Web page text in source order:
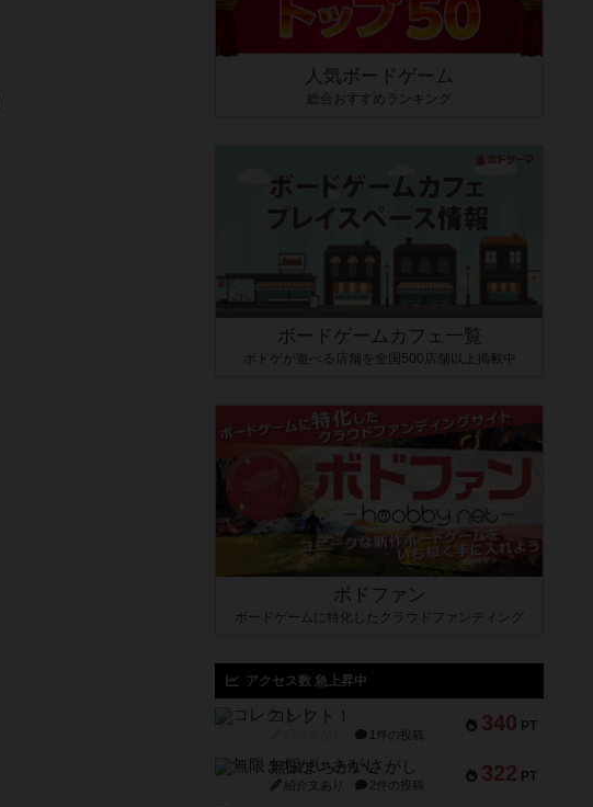
人気ボードゲーム
総合おすすめランキング
ボードゲームカフェ一覧
ボドゲが遊べる店舗を全国500店舗以上掲載中
ボドファン
ボードゲームに特化したクラウドファンディング
アクセス数 急上昇中
340 PT
コレクト！
1件の投稿
322 PT
無限まちがいさがし
紹介文あり 2件の投稿